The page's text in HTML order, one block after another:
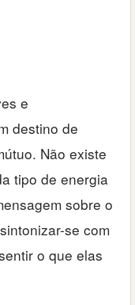
e
destino de
Não existe
tipo de energia
sobre o
se com
o que elas